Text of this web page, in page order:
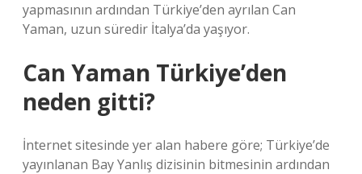
yapmasının ardından Türkiye’den ayrılan Can
Yaman, uzun süredir İtalya’da yaşıyor.
Can Yaman Türkiye’den
neden gitti?
İnternet sitesinde yer alan habere göre; Türkiye’de
yayınlanan Bay Yanlış dizisinin bitmesinin ardından